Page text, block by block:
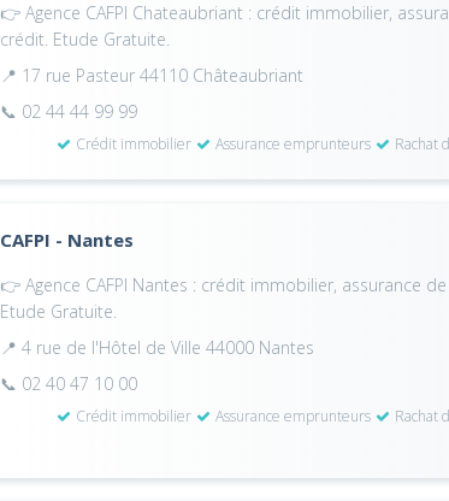
👉 Agence CAFPI Chateaubriant : crédit immobilier,
crédit. Etude Gratuite.
📍 17 rue Pasteur 44110 Châteaubriant
📞 02 44 44 99 99
Crédit immobilier Assurance emprunteurs Rachat
CAFPI - Nantes
👉 Agence CAFPI Nantes : crédit immobilier, assurance
Etude Gratuite.
📍 4 rue de l'Hôtel de Ville 44000 Nantes
📞 02 40 47 10 00
Crédit immobilier Assurance emprunteurs Rachat